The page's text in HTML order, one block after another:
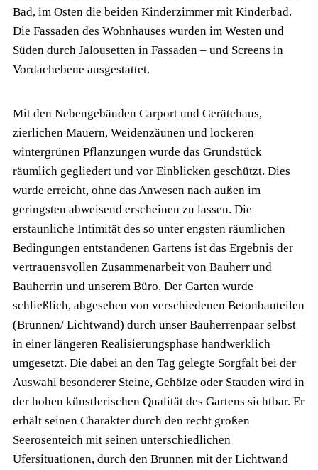
Bad, im Osten die beiden Kinderzimmer mit Kinderbad.
Die Fassaden des Wohnhauses wurden im Westen und
Süden durch Jalousetten in Fassaden – und Screens in
Vordachebene ausgestattet.
Mit den Nebengebäuden Carport und Gerätehaus,
zierlichen Mauern, Weidenzäunen und lockeren
wintergrünen Pflanzungen wurde das Grundstück
räumlich gegliedert und vor Einblicken geschützt. Dies
wurde erreicht, ohne das Anwesen nach außen im
geringsten abweisend erscheinen zu lassen. Die
erstaunliche Intimität des so unter engsten räumlichen
Bedingungen entstandenen Gartens ist das Ergebnis der
vertrauensvollen Zusammenarbeit von Bauherr und
Bauherrin und unserem Büro. Der Garten wurde
schließlich, abgesehen von verschiedenen Betonbauteilen
(Brunnen/ Lichtwand) durch unser Bauherrenpaar selbst
in einer längeren Realisierungsphase handwerklich
umgesetzt. Die dabei an den Tag gelegte Sorgfalt bei der
Auswahl besonderer Steine, Gehölze oder Stauden wird in
der hohen künstlerischen Qualität des Gartens sichtbar. Er
erhält seinen Charakter durch den recht großen
Seerosenteich mit seinen unterschiedlichen
Ufersituationen, durch den Brunnen mit der Lichtwand